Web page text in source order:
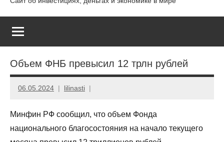
Объем ФНБ превысил 12 трлн рублей
06.05.2024 lilinasti
Минфин РФ сообщил, что объем Фонда
национального благосостояния на начало текущего